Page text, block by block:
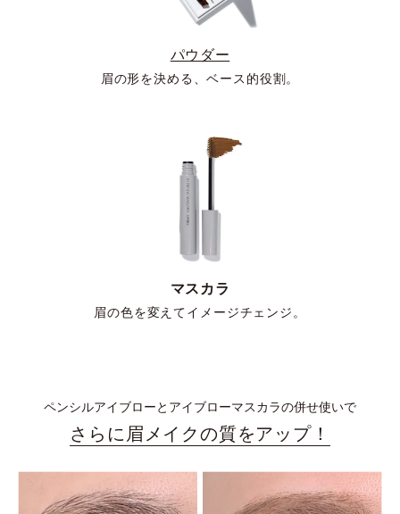
パウダー
眉の形を決める、ベース的役割。
マスカラ
眉の色を変えてイメージチェンジ。
ペンシルアイブローとアイブローマスカラの併せ使いで
さらに眉メイクの質をアップ！